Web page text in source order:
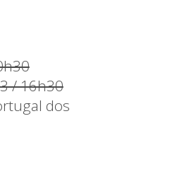
/ 16h30
dos